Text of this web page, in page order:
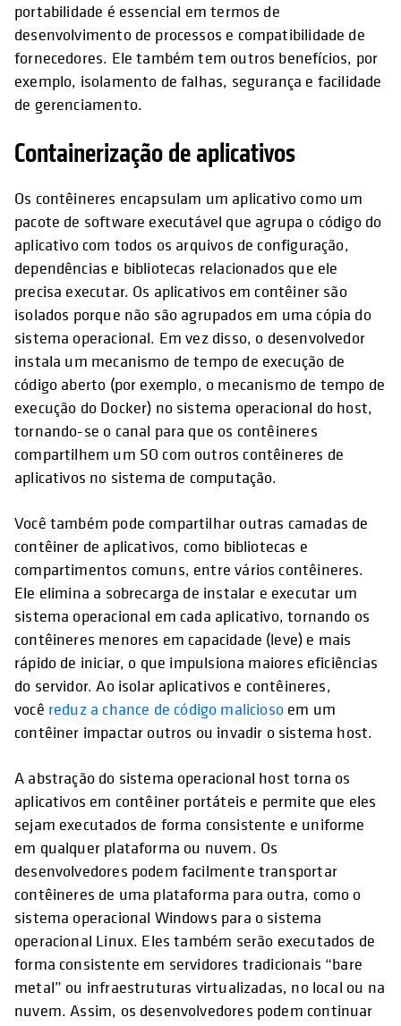
portabilidade é essencial em termos de
desenvolvimento de processos e compatibilidade de
fornecedores. Ele também tem outros benefícios, por
exemplo, isolamento de falhas, segurança e facilidade
de gerenciamento.
Containerização de aplicativos
Os contêineres encapsulam um aplicativo como um
pacote de software executável que agrupa o código do
aplicativo com todos os arquivos de configuração,
dependências e bibliotecas relacionados que ele
precisa executar. Os aplicativos em contêiner são
isolados porque não são agrupados em uma cópia do
sistema operacional. Em vez disso, o desenvolvedor
instala um mecanismo de tempo de execução de
código aberto (por exemplo, o mecanismo de tempo de
execução do Docker) no sistema operacional do host,
tornando-se o canal para que os contêineres
compartilhem um SO com outros contêineres de
aplicativos no sistema de computação.
Você também pode compartilhar outras camadas de
contêiner de aplicativos, como bibliotecas e
compartimentos comuns, entre vários contêineres.
Ele elimina a sobrecarga de instalar e executar um
sistema operacional em cada aplicativo, tornando os
contêineres menores em capacidade (leve) e mais
rápido de iniciar, o que impulsiona maiores eficiências
do servidor. Ao isolar aplicativos e contêineres,
você reduz a chance de código malicioso em um
contêiner impactar outros ou invadir o sistema host.
A abstração do sistema operacional host torna os
aplicativos em contêiner portáteis e permite que eles
sejam executados de forma consistente e uniforme
em qualquer plataforma ou nuvem. Os
desenvolvedores podem facilmente transportar
contêineres de uma plataforma para outra, como o
sistema operacional Windows para o sistema
operacional Linux. Eles também serão executados de
forma consistente em servidores tradicionais “bare
metal” ou infraestruturas virtualizadas, no local ou na
nuvem. Assim, os desenvolvedores podem continuar